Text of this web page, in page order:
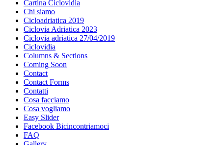
Cartina Ciclovidia
Chi siamo
Cicloadriatica 2019
Ciclovia Adriatica 2023
Ciclovia adriatica 27/04/2019
Ciclovidia
Columns & Sections
Coming Soon
Contact
Contact Forms
Contatti
Cosa facciamo
Cosa vogliamo
Easy Slider
Facebook Bicincontriamoci
FAQ